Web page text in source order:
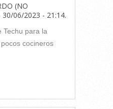
(NO
30/06/2023 - 21:14.
Techu para la
cocineros